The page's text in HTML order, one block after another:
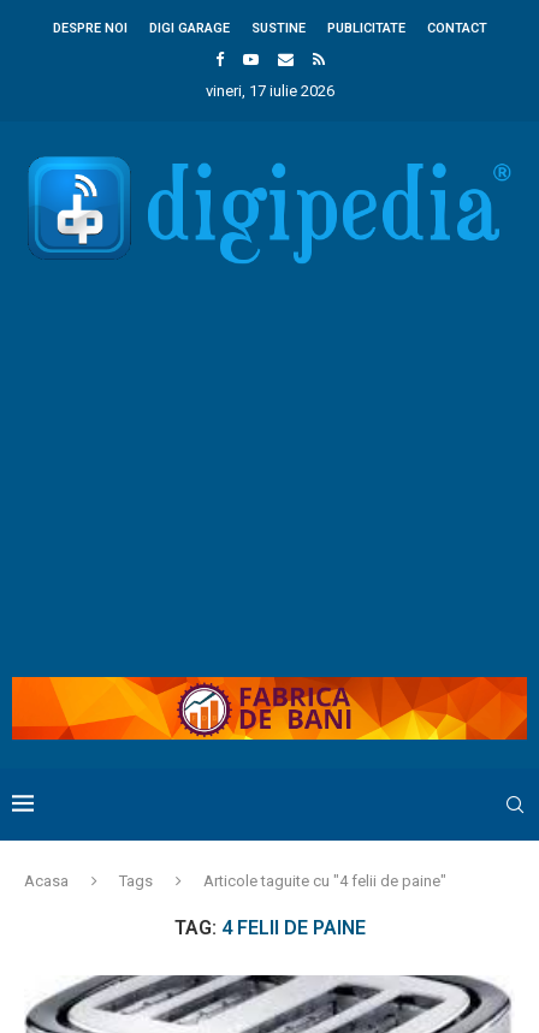
DESPRE NOI DIGI GARAGE SUSTINE PUBLICITATE CONTACT
vineri, 17 iulie 2026
Acasa Tags Articole taguite cu "4 felii de paine"
TAG: 4 FELII DE PAINE